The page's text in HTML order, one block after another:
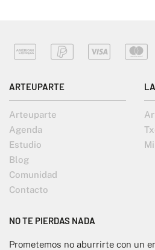
ARTEUPARTE
Arteuparte
Agenda
Estudio
Blog
Comunidad
Contacto
NO TE PIERDAS NADA
Prometemos no aburrirte con un